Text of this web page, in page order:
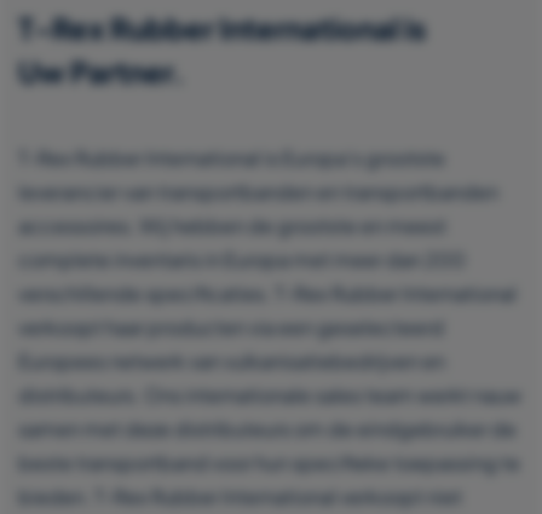
T-Rex Rubber International is
Uw Partner.
T-Rex Rubber International is Europa’s grootste
leverancier van transportbanden en transportbanden
accessoires. Wij hebben de grootste en meest
complete inventaris in Europa met meer dan 200
verschillende specificaties. T-Rex Rubber International
verkoopt haar producten via een geselecteerd
Europees netwerk van vulkanisatiebedrijven en
distributeurs. Ons internationale sales team werkt nauw
samen met deze distributeurs om de eindgebruiker de
beste transportband voor hun specifieke toepassing te
bieden. T-Rex Rubber International verkoopt niet